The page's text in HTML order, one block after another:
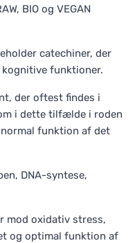
BIO og VEGAN
catechiner, der
funktioner.
der oftest findes i
i dette tilfælde i roden
funktion af det
DNA-syntese,
mod oxidativ stress,
og optimal funktion af